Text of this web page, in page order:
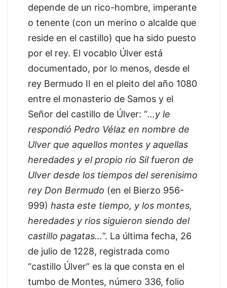
depende de un rico-hombre, imperante
o tenente (con un merino o alcalde que
reside en el castillo) que ha sido puesto
por el rey. El vocablo Úlver está
documentado, por lo menos, desde el
rey Bermudo II en el pleito del año 1080
entre el monasterio de Samos y el
Señor del castillo de Úlver: “…y le
respondió Pedro Vélaz en nombre de
Ulver que aquellos montes y aquellas
heredades y el propio rio Sil fueron de
Ulver desde los tiempos del serenisimo
rey Don Bermudo (en el Bierzo 956-
999) hasta este tiempo, y los montes,
heredades y rios siguieron siendo del
castillo pagatas…”. La última fecha, 26
de julio de 1228, registrada como
“castillo Úlver” es la que consta en el
tumbo de Montes, número 336, folio